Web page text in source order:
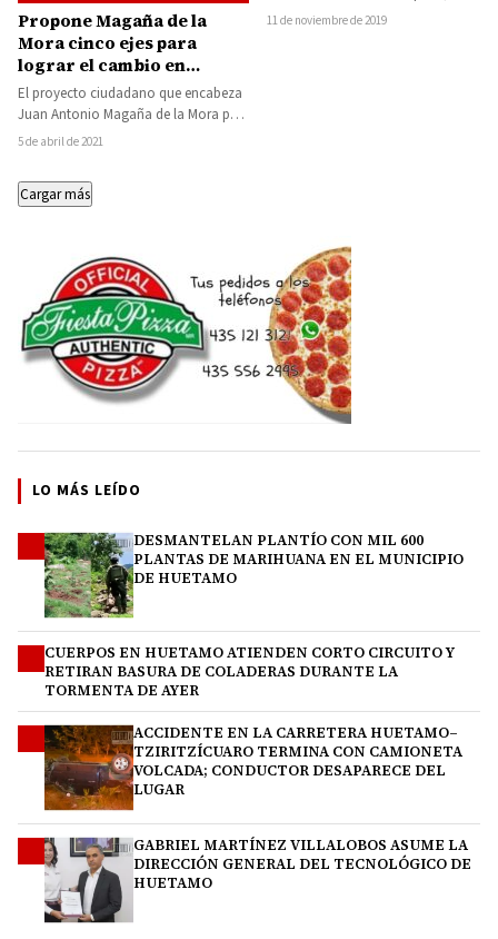
Propone Magaña de la
Mora cinco ejes para
lograr el cambio en
Michoacán
El proyecto ciudadano que encabeza
Juan Antonio Magaña de la Mora por
la gubernatura de Michoacán es
5 de abril de 2021
municipio de Jungapeo, el…
11 de noviembre de 2019
Cargar más
LO MÁS LEÍDO
DESMANTELAN PLANTÍO CON MIL 600
PLANTAS DE MARIHUANA EN EL MUNICIPIO
DE HUETAMO
CUERPOS EN HUETAMO ATIENDEN CORTO CIRCUITO Y
RETIRAN BASURA DE COLADERAS DURANTE LA
TORMENTA DE AYER
ACCIDENTE EN LA CARRETERA HUETAMO–
TZIRITZÍCUARO TERMINA CON CAMIONETA
VOLCADA; CONDUCTOR DESAPARECE DEL
LUGAR
GABRIEL MARTÍNEZ VILLALOBOS ASUME LA
DIRECCIÓN GENERAL DEL TECNOLÓGICO DE
HUETAMO